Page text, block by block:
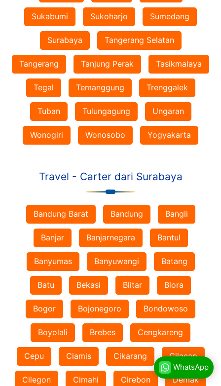
Sukabumi Sukoharjo Sumedang
Surabaya Tangerang Selatan
Tangerang Tanjung Perak Tasikmalaya
Tegal Temanggung Trenggalek
Tuban Tulungagung Ungaran
Wonogiri Wonosobo Yogyakarta
Travel - Carter dari Surabaya
Bandung Barat Bandung Bangli
Banjar Banjarnegara Bantul
Banyumas Banyuwangi Batang
Batu Bekasi Blitar Blora
Bogor Bojonegoro Bondowoso
Boyolali Brebes Cengkareng
Cepu Ciamis Cikarang Cilacap
Cilegon Cimahi Cirebon Demak
WhatsApp